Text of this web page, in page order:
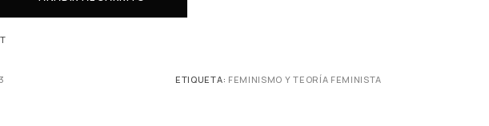
ETIQUETA: FEMINISMO Y TEORÍA FEMINISTA